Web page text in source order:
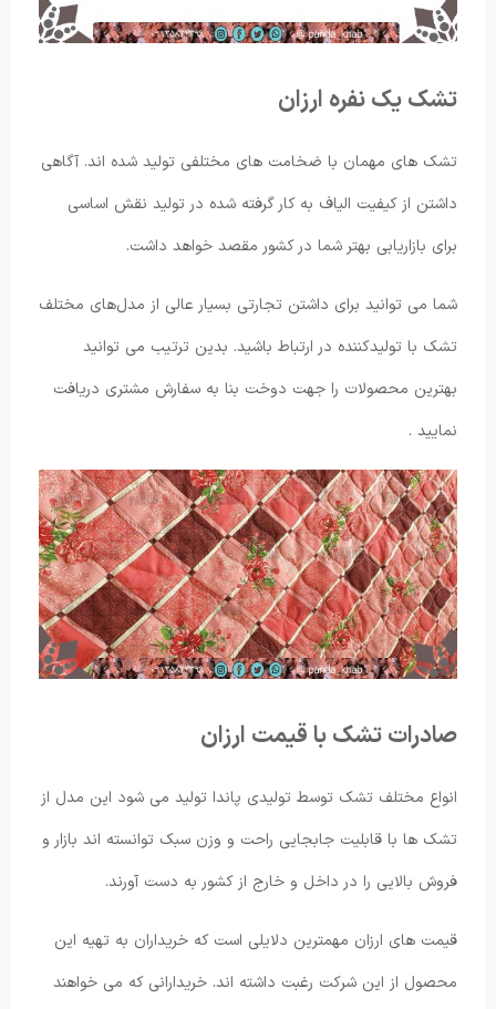
تشک یک نفره ارزان
تشک های مهمان با ضخامت های مختلفی تولید شده اند. آگاهی
داشتن از کیفیت الیاف به کار گرفته شده در تولید نقش اساسی
برای بازاریابی بهتر شما در کشور مقصد خواهد داشت.
شما می توانید برای داشتن تجارتی بسیار عالی از مدل‌های مختلف
تشک با تولیدکننده در ارتباط باشید. بدین ترتیب می توانید
بهترین محصولات را جهت دوخت بنا به سفارش مشتری دریافت
نمایید .
صادرات تشک با قیمت ارزان
انواع مختلف تشک توسط تولیدی پاندا تولید می شود این مدل از
تشک ها با قابلیت جابجایی راحت و وزن سبک توانسته‌ اند بازار و
فروش بالایی را در داخل و خارج از کشور به دست آورند.
قیمت های ارزان مهمترین دلایلی است که خریداران به تهیه این
محصول از این شرکت رغبت داشته اند. خریدارانی که می خواهند